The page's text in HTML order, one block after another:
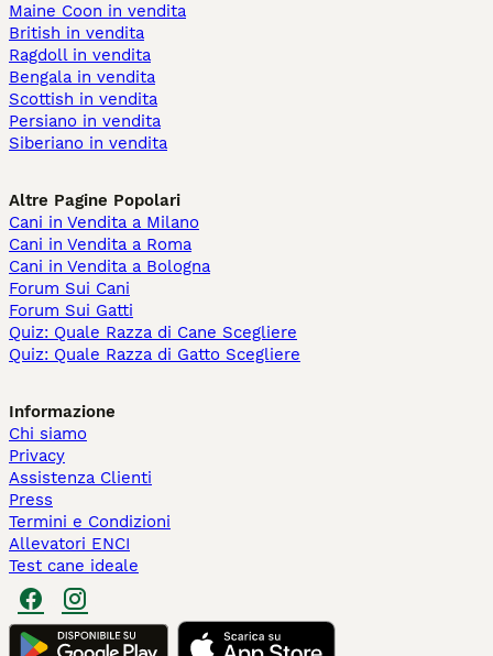
Maine Coon in vendita
British in vendita
Ragdoll in vendita
Bengala in vendita
Scottish in vendita
Persiano in vendita
Siberiano in vendita
Altre Pagine Popolari
Cani in Vendita a Milano
Cani in Vendita a Roma
Cani in Vendita a Bologna
Forum Sui Cani
Forum Sui Gatti
Quiz: Quale Razza di Cane Scegliere
Quiz: Quale Razza di Gatto Scegliere
Informazione
Chi siamo
Privacy
Assistenza Clienti
Press
Termini e Condizioni
Allevatori ENCI
Test cane ideale